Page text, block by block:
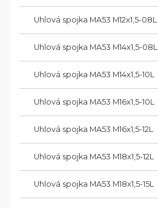
Uhlová spojka MA53 M12x1,5-08L
Uhlová spojka MA53 M14x1,5-08L
Uhlová spojka MA53 M14x1,5-10L
Uhlová spojka MA53 M16x1,5-10L
Uhlová spojka MA53 M16x1,5-12L
Uhlová spojka MA53 M18x1,5-12L
Uhlová spojka MA53 M18x1,5-15L